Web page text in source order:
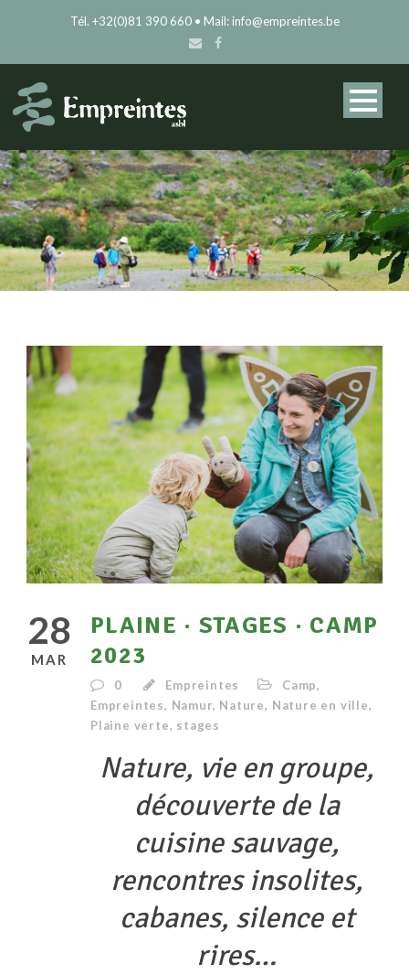
Tél. +32(0)81 390 660 • Mail: info@empreintes.be
28
MAR
PLAINE · STAGES · CAMP
2023
0 Empreintes Camp,
Empreintes, Namur, Nature, Nature en ville,
Plaine verte, stages
Nature, vie en groupe,
découverte de la
cuisine sauvage,
rencontres insolites,
cabanes, silence et
rires…